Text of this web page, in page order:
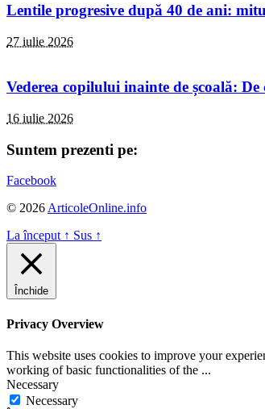
Lentile progresive după 40 de ani:
27 iulie 2026
Vederea copilului inainte de școală:
16 iulie 2026
Suntem prezenti pe:
Facebook
© 2026 ArticoleOnline.info
La început ↑ Sus ↑
Închide
Privacy Overview
This website uses cookies to improve your
working of basic functionalities of the ...
Necessary
Necessary